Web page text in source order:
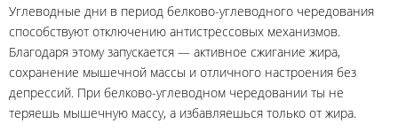
Углеводные дни в период белково-углеводного чередования
способствуют отключению антистрессовых механизмов.
Благодаря этому запускается — активное сжигание жира,
сохранение мышечной массы и отличного настроения без
депрессий. При белково-углеводном чередовании ты не
теряешь мышечную массу, а избавляешься только от жира.